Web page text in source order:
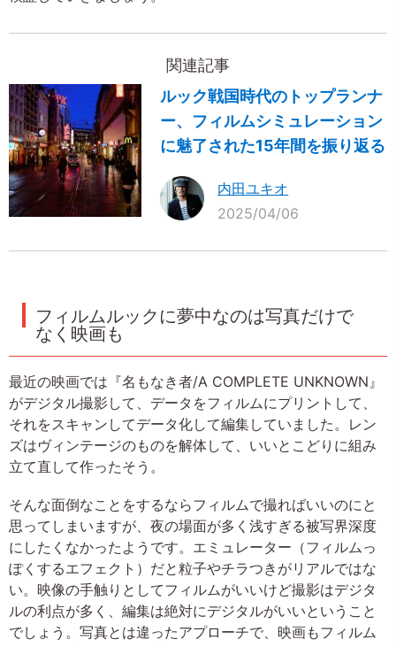
関連記事
ルック戦国時代のトップランナ
ー、フィルムシミュレーション
に魅了された15年間を振り返る
内田ユキオ
2025/04/06
フィルムルックに夢中なのは写真だけで
なく映画も
最近の映画では『名もなき者/A COMPLETE UNKNOWN』
がデジタル撮影して、データをフィルムにプリントして、
それをスキャンしてデータ化して編集していました。レン
ズはヴィンテージのものを解体して、いいとこどりに組み
立て直して作ったそう。
そんな面倒なことをするならフィルムで撮ればいいのにと
思ってしまいますが、夜の場面が多く浅すぎる被写界深度
にしたくなかったようです。エミュレーター（フィルムっ
ぽくするエフェクト）だと粒子やチラつきがリアルではな
い。映像の手触りとしてフィルムがいいけど撮影はデジタ
ルの利点が多く、編集は絶対にデジタルがいいということ
でしょう。写真とは違ったアプローチで、映画もフィルム